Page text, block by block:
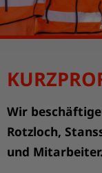
Wir
Rotzloch,
und Mitarbeiter.